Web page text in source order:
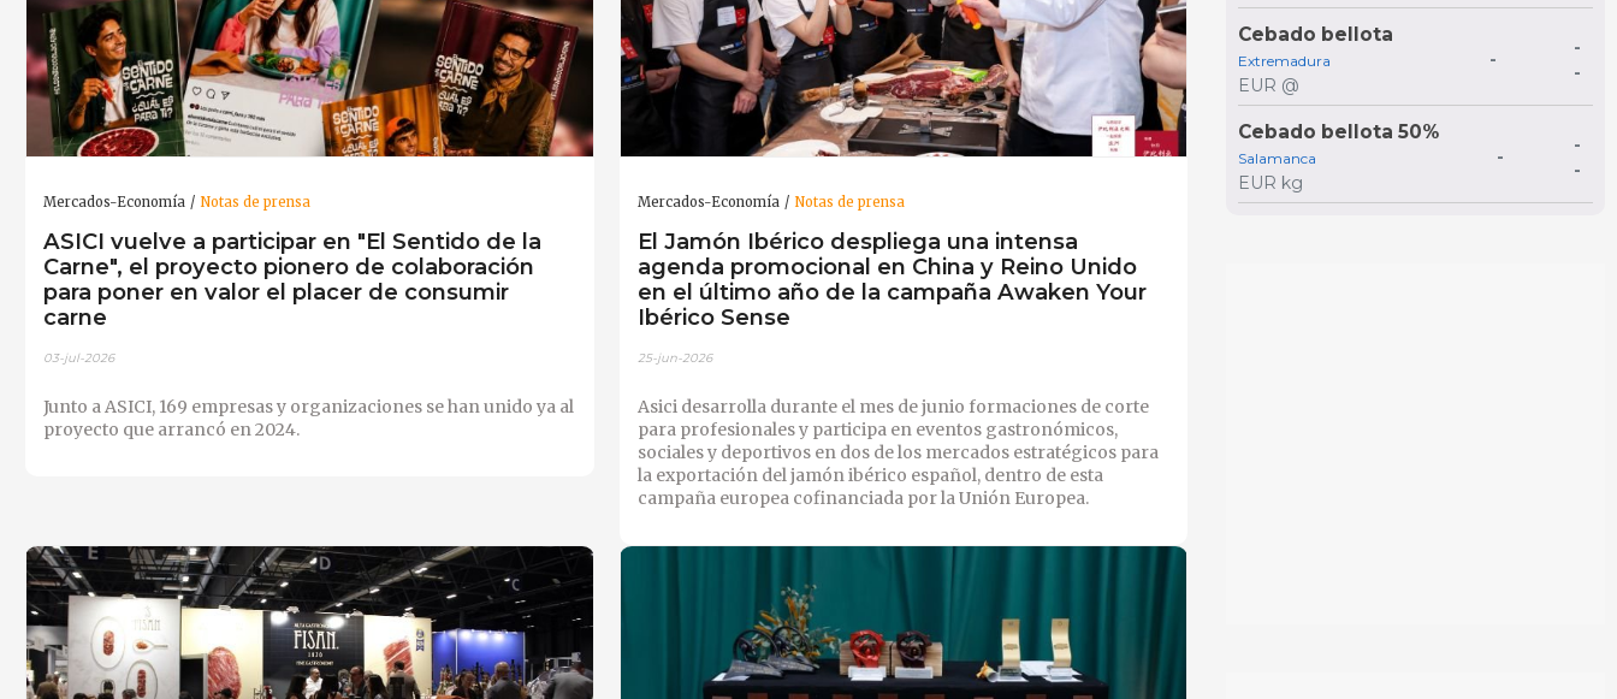
Mercados-Economía Notas de prensa
ASICI vuelve a participar en "El Sentido de la
Carne", el proyecto pionero de colaboración
para poner en valor el placer de consumir
carne
03-jul-2026
Junto a ASICI, 169 empresas y organizaciones se han unido ya al
proyecto que arrancó en 2024.
Mercados-Economía Notas de prensa
El Jamón Ibérico despliega una intensa
agenda promocional en China y Reino Unido
en el último año de la campaña Awaken Your
Ibérico Sense
25-jun-2026
Asici desarrolla durante el mes de junio formaciones de corte
para profesionales y participa en eventos gastronómicos,
sociales y deportivos en dos de los mercados estratégicos para
la exportación del jamón ibérico español, dentro de esta
campaña europea cofinanciada por la Unión Europea.
Cebado bellota
Extremadura
EUR @
-
-
-
Cebado bellota 50%
Salamanca
EUR kg
-
-
-